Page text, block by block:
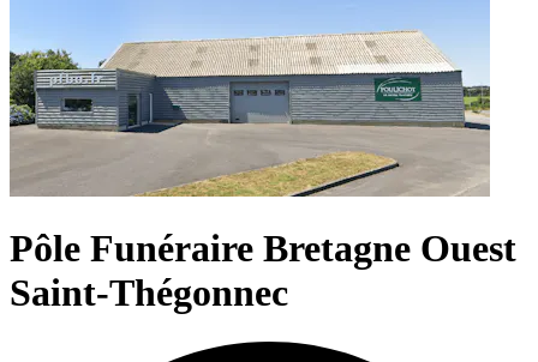
Pôle Funéraire Bretagne Ouest
Saint-Thégonnec